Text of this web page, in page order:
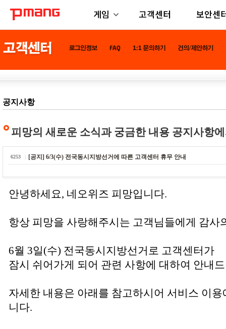
게임 고객센터 보안센
공지사항
피망의 새로운 소식과 궁금한 내용 공지사항
6253 [공지] 6/3(수) 전국동시지방선거에 따른 고객센터 휴무 안내
안녕하세요, 네오위즈 피망입니다.
항상 피망을 사랑해주시는 고객님들에게 감사
6월 3일(수) 전국동시지방선거로 고객센터가
잠시 쉬어가게 되어 관련 사항에 대하여 안내
자세한 내용은 아래를 참고하시어 서비스 이
니다.